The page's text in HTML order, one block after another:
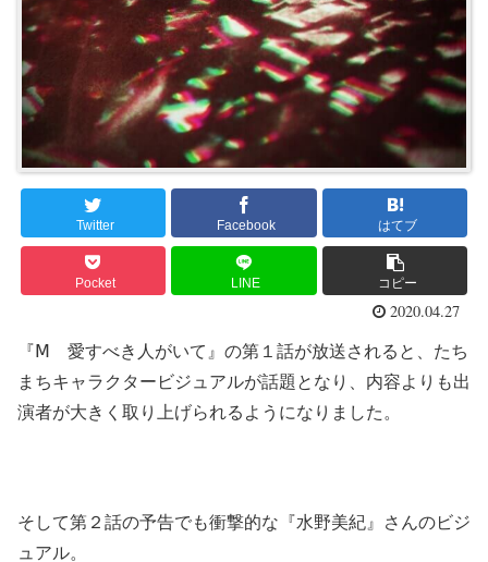
Twitter Facebook はてブ
Pocket LINE コピー
2020.04.27
『Ⅿ 愛すべき人がいて』の第１話が放送されると、たち
まちキャラクタービジュアルが話題となり、内容よりも出
演者が大きく取り上げられるようになりました。
そして第２話の予告でも衝撃的な『水野美紀』さんのビジ
ュアル。